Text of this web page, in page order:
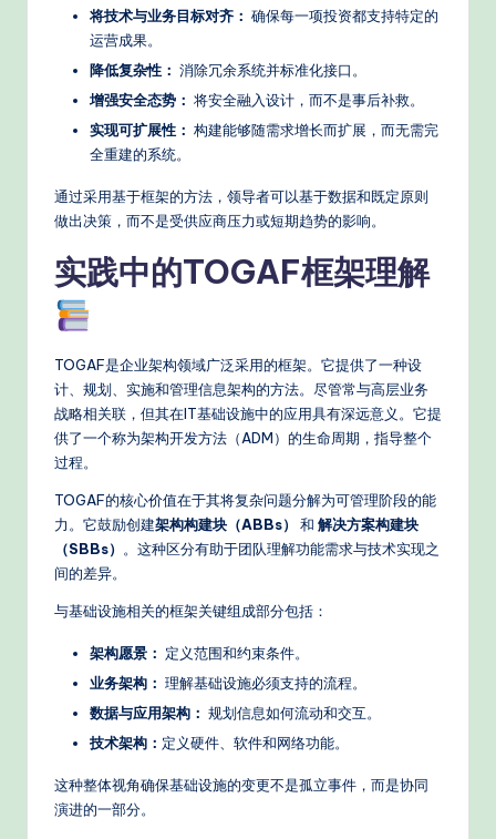
&
M
rn
T
M
d
将技术与业务目标对齐： 确保每一项投资都支持特定的
运营成果。
降低复杂性： 消除冗余系统并标准化接口。
增强安全态势： 将安全融入设计，而不是事后补救。
实现可扩展性： 构建能够随需求增长而扩展，而无需完
全重建的系统。
通过采用基于框架的方法，领导者可以基于数据和既定原则
做出决策，而不是受供应商压力或短期趋势的影响。
实践中的TOGAF框架理解
TOGAF是企业架构领域广泛采用的框架。它提供了一种设
计、规划、实施和管理信息架构的方法。尽管常与高层业务
战略相关联，但其在IT基础设施中的应用具有深远意义。它提
供了一个称为架构开发方法（ADM）的生命周期，指导整个
过程。
TOGAF的核心价值在于其将复杂问题分解为可管理阶段的能
力。它鼓励创建架构构建块（ABBs） 和 解决方案构建块
（SBBs）
。这种区分有助于团队理解功能需求与技术实现之
间的差异。
与基础设施相关的框架关键组成部分包括：
架构愿景： 定义范围和约束条件。
业务架构： 理解基础设施必须支持的流程。
数据与应用架构： 规划信息如何流动和交互。
技术架构： 定义硬件、软件和网络功能。
这种整体视角确保基础设施的变更不是孤立事件，而是协同
演进的一部分。